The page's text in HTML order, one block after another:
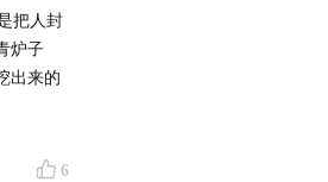
把人封
炉子
出来的
6